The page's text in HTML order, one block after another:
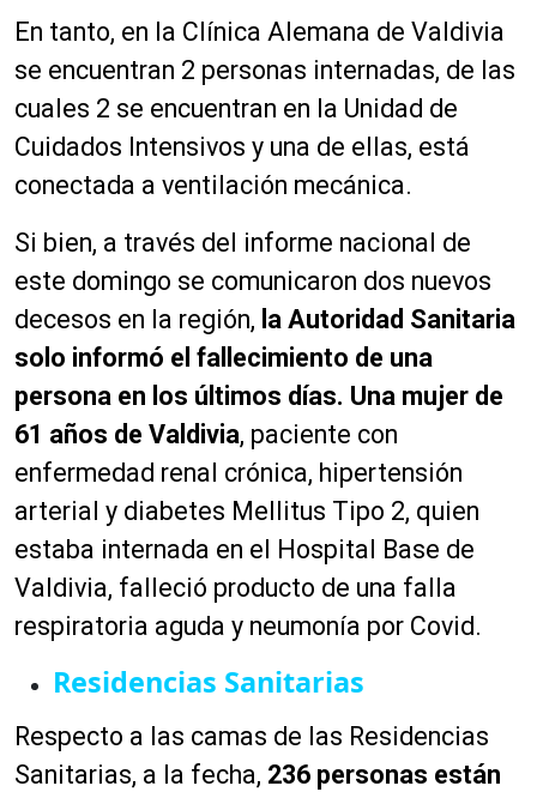
En tanto, en la Clínica Alemana de Valdivia
se encuentran 2 personas internadas, de las
cuales 2 se encuentran en la Unidad de
Cuidados Intensivos y una de ellas, está
conectada a ventilación mecánica.
Si bien, a través del informe nacional de
este domingo se comunicaron dos nuevos
decesos en la región, la Autoridad Sanitaria
solo informó el fallecimiento de una
persona en los últimos días. Una mujer de
61 años de Valdivia, paciente con
enfermedad renal crónica, hipertensión
arterial y diabetes Mellitus Tipo 2, quien
estaba internada en el Hospital Base de
Valdivia, falleció producto de una falla
respiratoria aguda y neumonía por Covid.
Residencias Sanitarias
Respecto a las camas de las Residencias
Sanitarias, a la fecha, 236 personas están